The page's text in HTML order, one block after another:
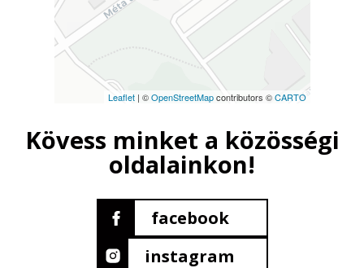
Leaflet| ©OpenStreetMapcontributors ©CARTO
Kövess minket a közösségi
oldalainkon!
facebook
instagram